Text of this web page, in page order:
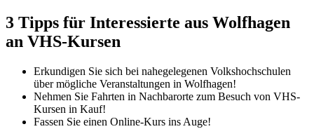
3 Tipps für Interessierte aus Wolfhagen
an VHS-Kursen
Erkundigen Sie sich bei nahegelegenen Volkshochschulen
über mögliche Veranstaltungen in Wolfhagen!
Nehmen Sie Fahrten in Nachbarorte zum Besuch von VHS-
Kursen in Kauf!
Fassen Sie einen Online-Kurs ins Auge!